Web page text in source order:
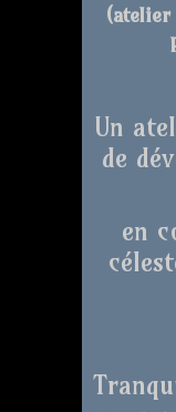
(atelier
Un
de
en